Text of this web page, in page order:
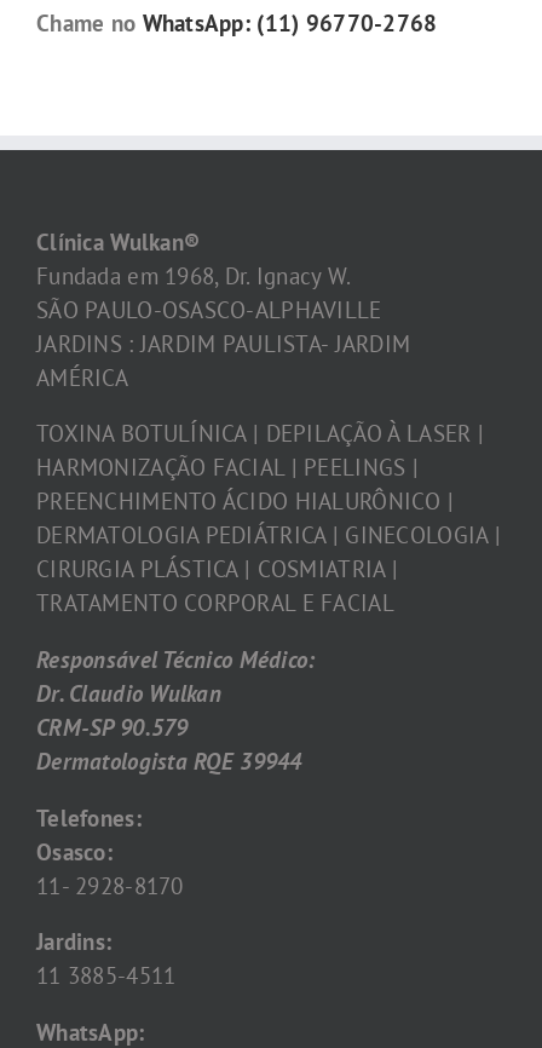
Chame no WhatsApp: (11) 96770-2768
Clínica Wulkan®
Fundada em 1968, Dr. Ignacy W.
SÃO PAULO-OSASCO-ALPHAVILLE
JARDINS : JARDIM PAULISTA- JARDIM
AMÉRICA
TOXINA BOTULÍNICA | DEPILAÇÃO À LASER |
HARMONIZAÇÃO FACIAL | PEELINGS |
PREENCHIMENTO ÁCIDO HIALURÔNICO |
DERMATOLOGIA PEDIÁTRICA | GINECOLOGIA |
CIRURGIA PLÁSTICA | COSMIATRIA |
TRATAMENTO CORPORAL E FACIAL
Responsável Técnico Médico:
Dr. Claudio Wulkan
CRM-SP 90.579
Dermatologista RQE 39944
Telefones:
Osasco:
11- 2928-8170
Jardins:
11 3885-4511
WhatsApp: